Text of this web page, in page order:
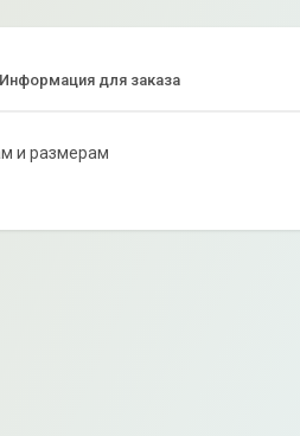
Информация для заказа
и размерам